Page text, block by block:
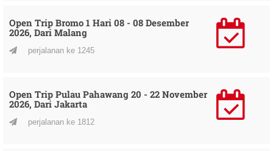
Open Trip Bromo 1 Hari 08 - 08 Desember
2026, Dari Malang
perjalanan ke 1245
Open Trip Pulau Pahawang 20 - 22 November
2026, Dari Jakarta
perjalanan ke 1812